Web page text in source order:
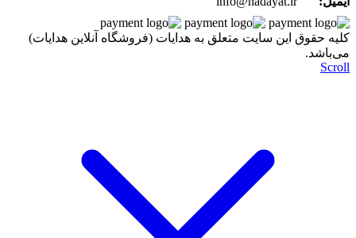
کليه حقوق اين سايت متعلق به هدایات (فروشگاه آنلاین هدایات)
می‌باشد.
Scroll